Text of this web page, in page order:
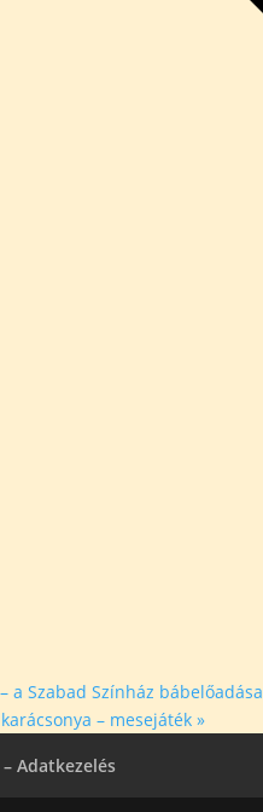
a Szabad Színház bábelőadása
– mesejáték »
– Adatkezelés